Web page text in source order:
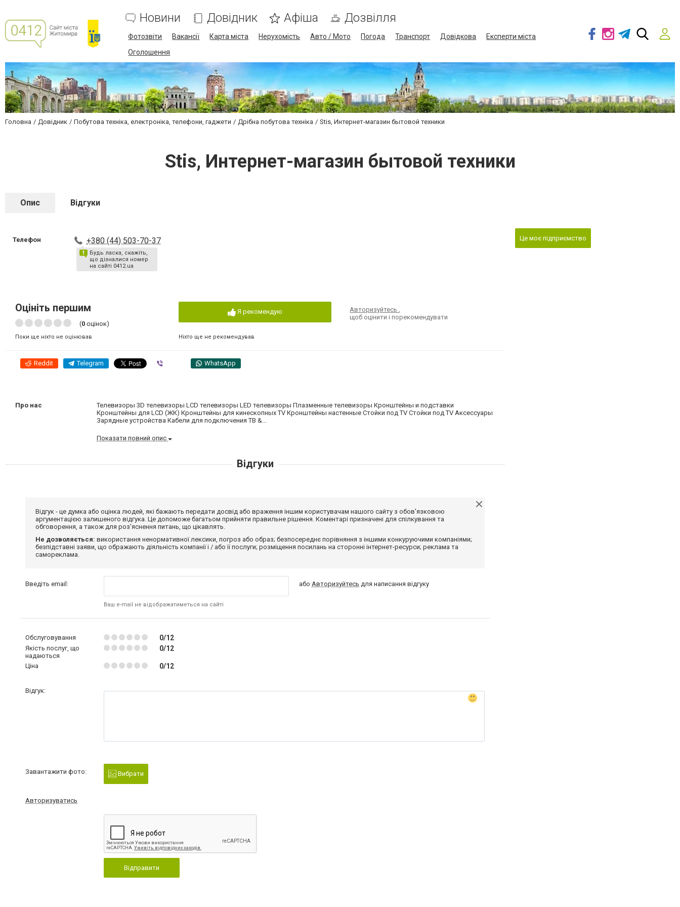
Новини Довідник Афіша Дозвілля
Фотозвіти Вакансії Карта міста Нерухомість Авто / Мото Погода Транспорт Довідкова
Експерти міста
Оголошення
Головна Довідник Побутова техніка, електроніка, телефони, гаджети Дрібна побутова техніка Stis, Интернет-магазин бытовой техники
Stis, Интернет-магазин бытовой техники
Опис Відгуки
Телефон +380 (44) 503-70-37
Будь ласка, скажіть,
що дізналися номер
на сайті 0412.ua
Оцініть першим
(0 оцінок)
Поки ще ніхто не оцінював
Я рекомендую
Ніхто ще не рекомендував
Авторизуйтесь,
щоб оцінити і порекомендувати
Reddit Telegram WhatsApp
Про нас
Телевизоры 3D телевизоры LCD телевизоры LED телевизоры Плазменные телевизоры Кронштейны и подставки
Кронштейны для LCD (ЖК) Кронштейны для кинескопных TV Кронштейны настенные Стойки под TV Стойки под TV Аксеcсуары
Зарядные устройства Кабели для подключения ТВ &...
Показати повний опис
Це моє підприємство
Відгуки
Відгук - це думка або оцінка людей, які бажають передати досвід або враження іншим користувачам нашого сайту з обов'язковою
аргументацією залишеного відгука. Це допоможе багатьом прийняти правильне рішення. Коментарі призначені для спілкування та
обговорення, а також для роз'яснення питань, що цікавлять.
Не дозволяється: використання ненормативної лексики, погроз або образ; безпосереднє порівняння з іншими конкуруючими компаніями;
безпідставні заяви, що ображають діяльність компанії і / або її послуги; розміщення посилань на сторонні інтернет-ресурси; реклама та
самореклама.
Введіть email:
Ваш e-mail не відображатиметься на сайті
або Авторизуйтесь для написання відгуку
Обслуговування 0/12
Якість послуг, що
надаються
0/12
Ціна 0/12
Відгук:
Завантажити фото: Вибрати
Авторизуватись
Відправити